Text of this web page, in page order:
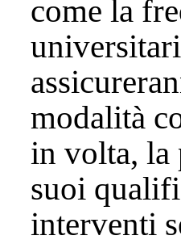
come la
modalità
in volta, la
suoi
interventi